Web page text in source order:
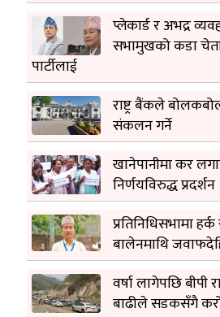
प्लेकार्ड र अभद्र
सभामुखको कडा
पार्टीलाई
राष्ट्र बैंकले
संकलन गर्ने
खानेपानीमा कर
निर्णयविरुद्ध प्रदर्शन
प्रतिनिधिसभामा
बालेनमाथि
वर्षा लागेपछि बीपी
बाढीले सडकसँगै